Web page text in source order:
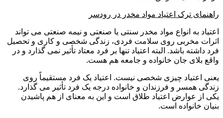
راهنمای ترک اعتیاد مواد مخدر در رودسر
اعتیاد به انواع مواد مخدر سنتی یا صنعتی و نیمه صنعتی می تواند
اثرات مخربی روی سلامت فردی، زندگی شخصی و کاری و تحصیل
فرد داشته باشد. البته اعتیاد تنها بر فرد معتاد تأثیر نمی گذارد و در
واقع بلای جان خانواده و جامعه هم هست.
یعنی اعتیاد چیزی شخصی نیست. اعتیاد یک فرد مستقیماً روی
زندگی همسر و فرزندان و خانواده درجه یک فرد تأثیر می گذارد.
یکی از عوارض اعتیاد طلاق است و این به معنای از هم پاشیدن
بنیان خانواده است.